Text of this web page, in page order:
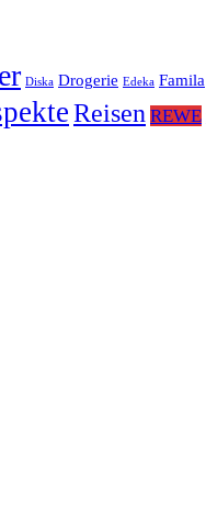
Diska Drogerie Edeka Famila
Reisen REWE